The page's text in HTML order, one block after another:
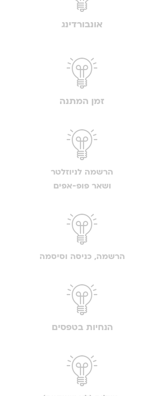
אונבורדינג
זמן המתנה
הרשמה לניוזלטר
ושאר פופ-אפים
הרשמה, כניסה וסיסמה
הנחיות בטפסים